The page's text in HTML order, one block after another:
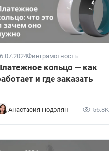
Финграмотность
кольцо — как
и где заказать
Анастасия Подолян 56.8K